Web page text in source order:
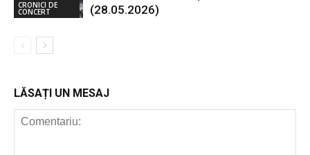
CRONICI DE
CONCERT
(28.05.2026)
LĂSAȚI UN MESAJ